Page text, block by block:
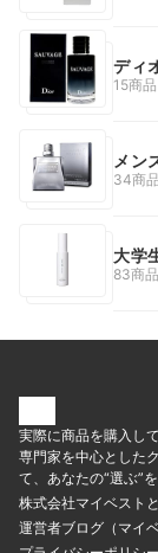
ディ
15商品
メン
34商品
大学
83商品
実際に商品を購入し
専門家を中心とした
て、あなたの“選ぶ”
株式会社マイベスト
運営者ブログ（マイベ